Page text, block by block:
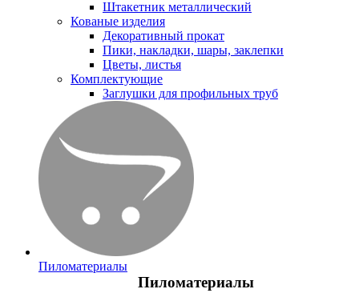
Штакетник металлический
Кованые изделия
Декоративный прокат
Пики, накладки, шары, заклепки
Цветы, листья
Комплектующие
Заглушки для профильных труб
Пиломатериалы
Пиломатериалы